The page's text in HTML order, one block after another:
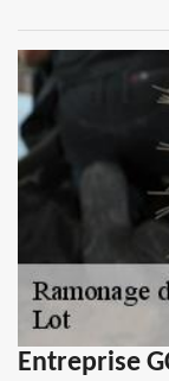
Entreprise